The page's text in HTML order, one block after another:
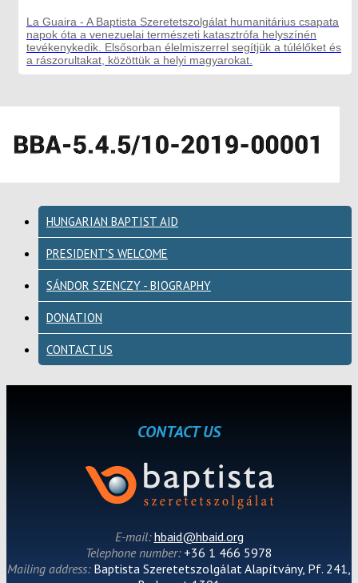
La Guaira - A Baptista Szeretetszolgálat humanitárius csapata
napok óta a venezuelai természeti katasztrófa helyszínén
tevékenykedik. Elsősorban élelmiszerrel segítjük a túlélőket és
a rászorultakat, közöttük a helyi magyarokat.
HUNGARIAN BAPTIST AID
PRESIDENT'S WELCOME
SÁNDOR SZENCZY - BIOGRAPHY
DONATION
CONTACT US
CONTACT US
E-mail:hbaid@hbaid.org
Telephone number: +36 1 466 5978
Mailing address: Baptista Szeretetszolgálat Alapítvány, Pf. 241,